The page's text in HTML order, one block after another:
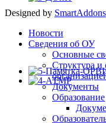
Designed by
Новости
Сведения об ОУ
Основные
Структура и
Документы
Образование